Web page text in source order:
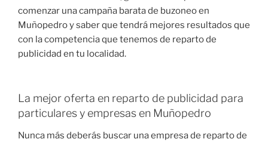
comenzar una campaña barata de buzoneo en
Muñopedro y saber que tendrá mejores resultados que
con la competencia que tenemos de reparto de
publicidad en tu localidad.
La mejor oferta en reparto de publicidad para
particulares y empresas en Muñopedro
Nunca más deberás buscar una empresa de reparto de